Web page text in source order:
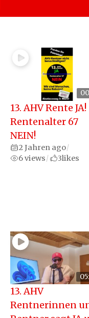
13. AHV Rente
Rentenalter 67
NEIN!
2 Jahren ago/
6 views/ 3likes
13. AHV
Rentnerinnen